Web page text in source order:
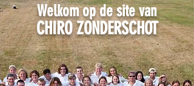
Welkom op de site van
CHIRO ZONDERSCHOT